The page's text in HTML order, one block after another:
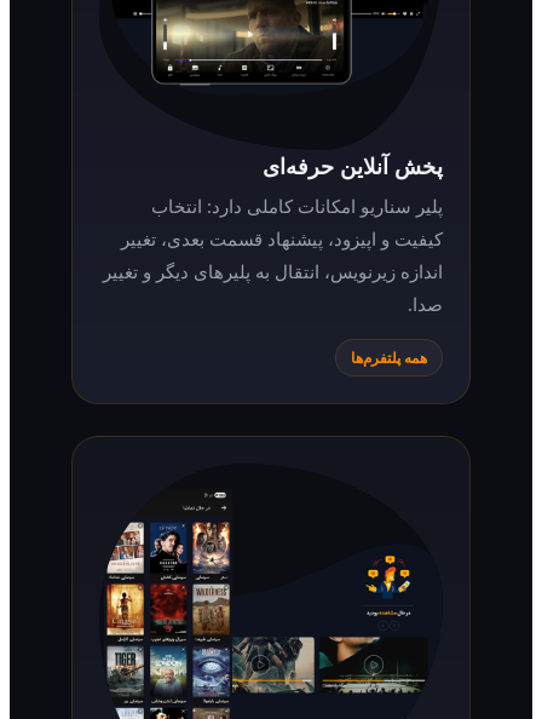
پخش آنلاین حرفه‌ای
پلیر سناریو امکانات کاملی دارد: انتخاب
کیفیت و اپیزود، پیشنهاد قسمت بعدی، تغییر
اندازه زیرنویس، انتقال به پلیرهای دیگر و تغییر
همه پلتفرم‌ها